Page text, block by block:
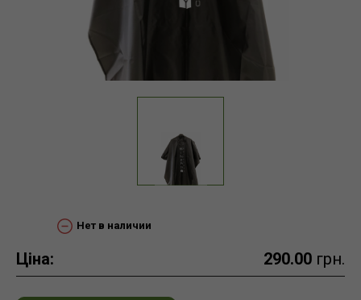
Нет в наличии
Ціна: 290.00 грн.